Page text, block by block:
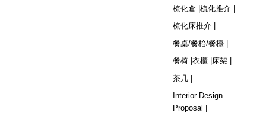
梳化倉 | 梳化推介 |
梳化床推介 |
餐桌/餐枱/餐檯 |
餐椅 | 衣櫃 | 床架 |
茶几 |
Interior Design
Proposal |